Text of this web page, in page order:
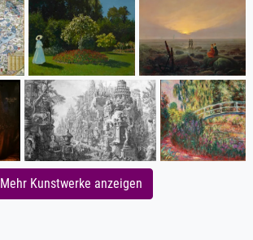
Mehr Kunstwerke anzeigen